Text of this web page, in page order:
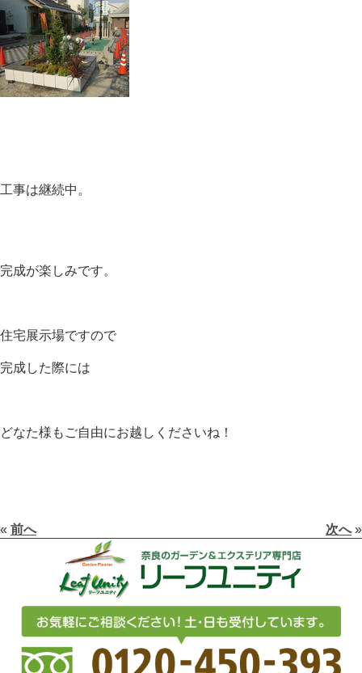
工事は継続中。
完成が楽しみです。
住宅展示場ですので
完成した際には
どなた様もご自由にお越しくださいね！
« 前へ 次へ»